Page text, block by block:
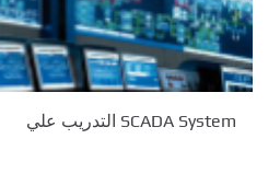
SCADA System التدريب علي